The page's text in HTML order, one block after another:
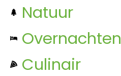
Natuur
Overnachten
Culinair